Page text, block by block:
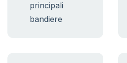
principali
bandiere